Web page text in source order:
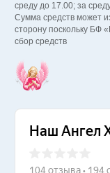
среду до 17.00; за
Сумма средств может
сторону поскольку БФ
сбор средств